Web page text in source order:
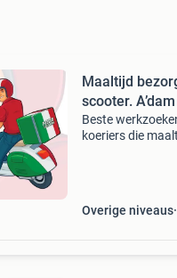
Maaltijd
scooter.
Beste
koeriers die
Overige niveaus